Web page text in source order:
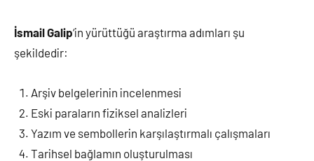
İsmail Galip‘in yürüttüğü araştırma adımları şu
şekildedir:
Arşiv belgelerinin incelenmesi
Eski paraların fiziksel analizleri
Yazım ve sembollerin karşılaştırmalı çalışmaları
Tarihsel bağlamın oluşturulması